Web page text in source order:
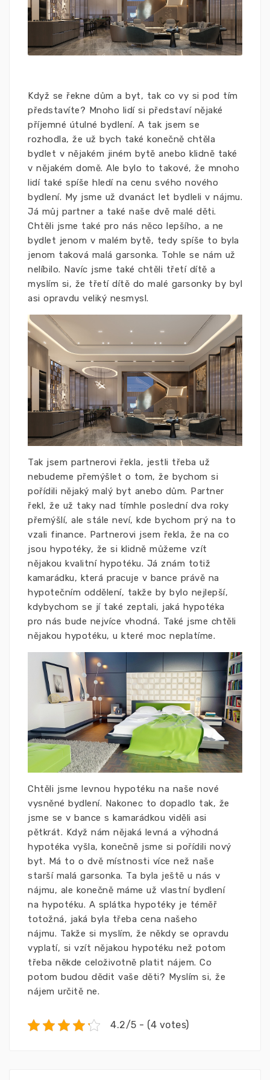
Když se řekne dům a byt, tak co vy si pod tím
představíte? Mnoho lidí si představí nějaké
příjemné útulné bydlení. A tak jsem se
rozhodla, že už bych také konečně chtěla
bydlet v nějakém jiném bytě anebo klidně také
v nějakém domě. Ale bylo to takové, že mnoho
lidí také spíše hledí na cenu svého nového
bydlení. My jsme už dvanáct let bydleli v nájmu.
Já můj partner a také naše dvě malé děti.
Chtěli jsme také pro nás něco lepšího, a ne
bydlet jenom v malém bytě, tedy spíše to byla
jenom taková malá garsonka. Tohle se nám už
nelíbilo. Navíc jsme také chtěli třetí dítě a
myslím si, že třetí dítě do malé garsonky by byl
asi opravdu veliký nesmysl.
Tak jsem partnerovi řekla, jestli třeba už
nebudeme přemýšlet o tom, že bychom si
pořídili nějaký malý byt anebo dům. Partner
řekl, že už taky nad tímhle poslední dva roky
přemýšlí, ale stále neví, kde bychom prý na to
vzali finance. Partnerovi jsem řekla, že na co
jsou hypotéky, že si klidně můžeme vzít
nějakou kvalitní hypotéku. Já znám totiž
kamarádku, která pracuje v bance právě na
hypotečním oddělení, takže by bylo nejlepší,
kdybychom se jí také zeptali, jaká hypotéka
pro nás bude nejvíce vhodná. Také jsme chtěli
nějakou hypotéku, u které moc neplatíme.
Chtěli jsme levnou hypotéku na naše nové
vysněné bydlení. Nakonec to dopadlo tak, že
jsme se v bance s kamarádkou viděli asi
pětkrát. Když nám nějaká levná a výhodná
hypotéka vyšla, konečně jsme si pořídili nový
byt. Má to o dvě místnosti více než naše
starší malá garsonka. Ta byla ještě u nás v
nájmu, ale konečně máme už vlastní bydlení
na hypotéku. A splátka hypotéky je téměř
totožná, jaká byla třeba cena našeho
nájmu. Takže si myslím, že někdy se opravdu
vyplatí, si vzít nějakou hypotéku než potom
třeba někde celoživotně platit nájem. Co
potom budou dědit vaše děti? Myslím si, že
nájem určitě ne.
4.2/5 - (4 votes)